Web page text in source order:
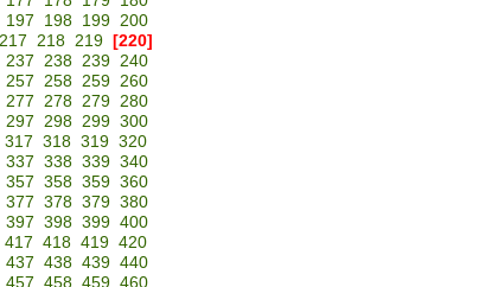
197 198 199 200
217 218 219
[220]
237 238 239 240
257 258 259 260
277 278 279 280
297 298 299 300
317 318 319 320
337 338 339 340
357 358 359 360
377 378 379 380
397 398 399 400
417 418 419 420
437 438 439 440
457 458 459 460